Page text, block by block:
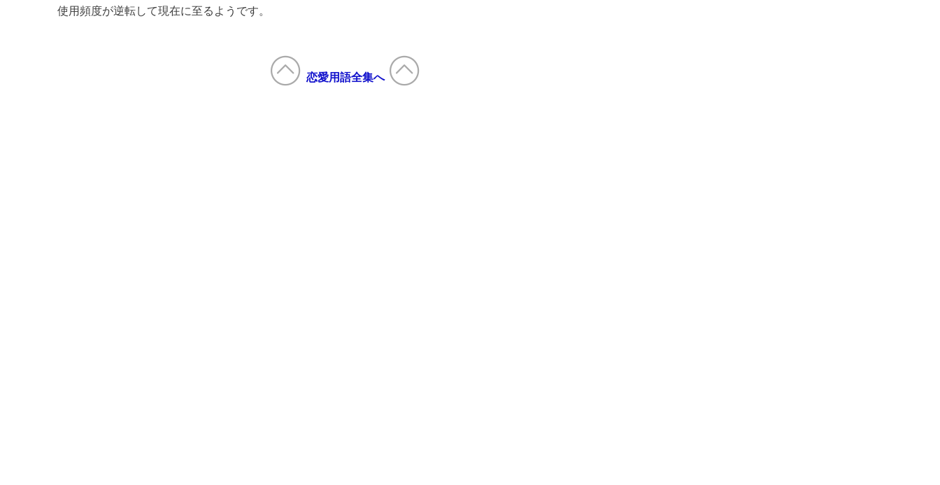
使用頻度が逆転して現在に至るようです。
恋愛用語全集へ